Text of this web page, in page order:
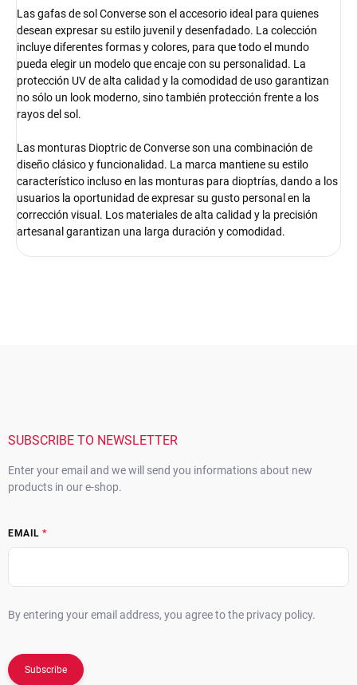
Las gafas de sol Converse son el accesorio ideal para quienes
desean expresar su estilo juvenil y desenfadado. La colección
incluye diferentes formas y colores, para que todo el mundo
pueda elegir un modelo que encaje con su personalidad. La
protección UV de alta calidad y la comodidad de uso garantizan
no sólo un look moderno, sino también protección frente a los
rayos del sol.
Las monturas Dioptric de Converse son una combinación de
diseño clásico y funcionalidad. La marca mantiene su estilo
característico incluso en las monturas para dioptrías, dando a los
usuarios la oportunidad de expresar su gusto personal en la
corrección visual. Los materiales de alta calidad y la precisión
artesanal garantizan una larga duración y comodidad.
SUBSCRIBE TO NEWSLETTER
Enter your email and we will send you informations about new
products in our e-shop.
EMAIL
By entering your email address, you agree to the privacy policy.
Subscribe